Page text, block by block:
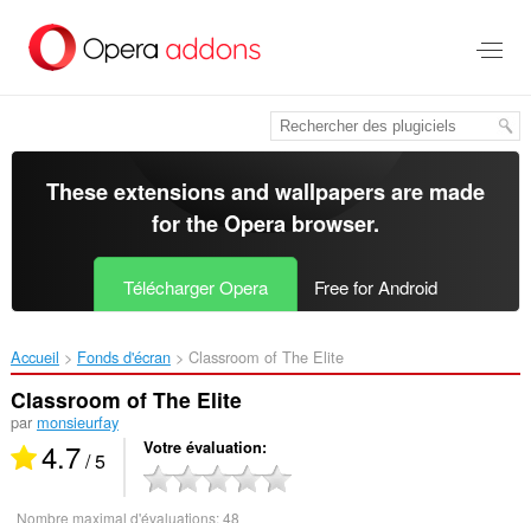
contenu
These extensions and wallpapers are made
for theOpera browser.
Télécharger Opera Free for Android
Accueil Fonds d'écran Classroom of The Elite‎
Classroom of The Elite
par monsieurfay
4.7/ 5 Votre évaluation
Nombre maximal d'évaluations:48